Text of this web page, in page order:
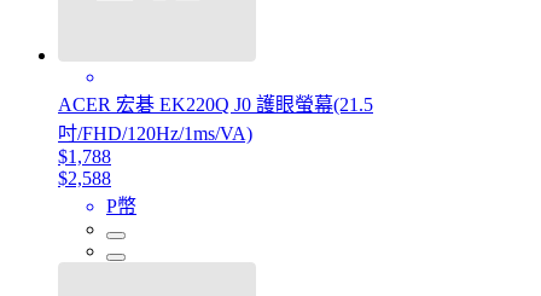
ACER 宏碁 EK220Q J0 護眼螢幕(21.5
吋/FHD/120Hz/1ms/VA)
$1,788
$2,588
P幣